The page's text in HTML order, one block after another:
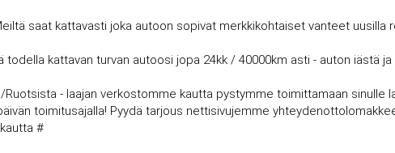
saat kattavasti joka autoon sopivat merkkikohtaiset vanteet uusilla
todella kattavan turvan autoosi jopa 24kk / 40000km asti - auton iästä
- laajan verkostomme kautta pystymme toimittamaan sinulle
toimitusajalla! Pyydä tarjous nettisivujemme
#